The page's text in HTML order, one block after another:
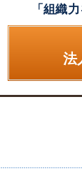
「組織
法